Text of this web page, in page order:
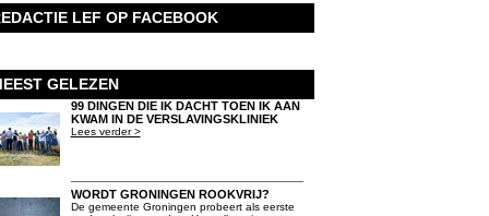
LEF OP FACEBOOK
GELEZEN
99 DINGEN DIE IK DACHT TOEN IK AAN
KWAM IN DE VERSLAVINGSKLINIEK
Lees verder >
WORDT GRONINGEN ROOKVRIJ?
De gemeente Groningen probeert als eerste